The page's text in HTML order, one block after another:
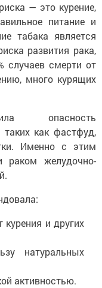
— это курение,
питание и
табака является
развития рака,
случаев смерти от
много курящих
опасность
таких как фастфуд,
Именно с этим
раком желудочно-
курения и других
натуральных
активностью.